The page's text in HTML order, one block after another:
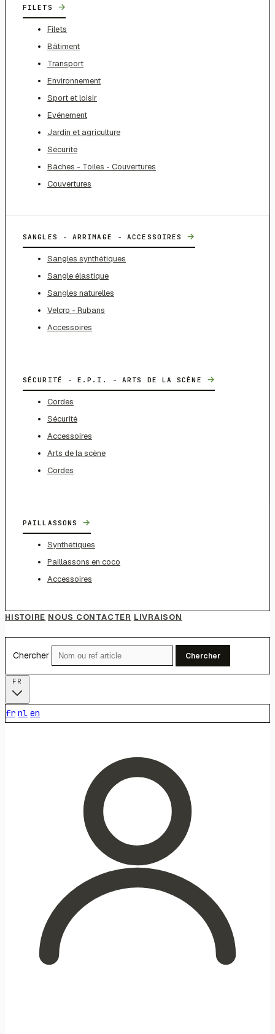
FILETS →
Filets
Bâtiment
Transport
Environnement
Sport et loisir
Evénement
Jardin et agriculture
Sécurité
Bâches - Toiles - Couvertures
Couvertures
SANGLES - ARRIMAGE - ACCESSOIRES →
Sangles synthétiques
Sangle élastique
Sangles naturelles
Velcro - Rubans
Accessoires
SÉCURITÉ - E.P.I. - ARTS DE LA SCÈNE →
Cordes
Sécurité
Accessoires
Arts de la scène
Cordes
PAILLASSONS →
Synthétiques
Paillassons en coco
Accessoires
HISTOIRE NOUS CONTACTER LIVRAISON
Chercher Chercher
fr nl en